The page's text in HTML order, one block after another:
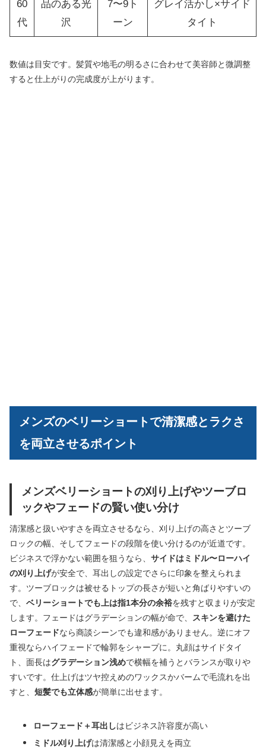
60
代
品のある光
沢
7〜9ト
ーン
グレイ活かし×サイド
タイト
数値は目安です。髪質や地毛の明るさに合わせて美容師と微調整
すると仕上がりの完成度が上がります。
メンズのベリーショートで清潔感とラクさ
を両立させるポイント
メンズベリーショートの刈り上げやツーブロ
ックやフェードの賢い使い分け
清潔感と扱いやすさを両立させるなら、刈り上げの高さとツーブ
ロックの幅、そしてフェードの段階を使い分けるのが近道です。
ビジネスで浮かない範囲を狙うなら、 サイドはミドル〜ローハイ
の刈り上げが安全で、耳出しの設定でさらに印象を整えられま
す。ツーブロックは被せるトップの長さが短いと角ばりやすいの
で、 ベリーショートでも上は指1本分の余裕を残すと収まりが安定
します。フェードはグラデーションの幅が命で、
スキンを避けた
ローフェードなら商談シーンでも違和感がありません。逆にオフ
重視ならハイフェードで輪郭をシャープに。丸顔はサイドタイ
ト、面長はグラデーション浅めで横幅を補うとバランスが取りや
すいです。仕上げはツヤ控えめのワックスかバームで毛流れを出
すと、 短髪でも立体感が簡単に出せます。
ローフェード＋耳出しはビジネス許容度が高い
ミドル刈り上げは清潔感と小顔見えを両立